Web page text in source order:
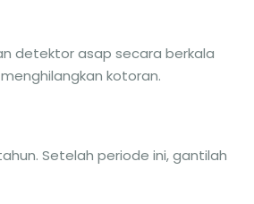
detektor asap secara berkala
kotoran.
Setelah periode ini, gantilah